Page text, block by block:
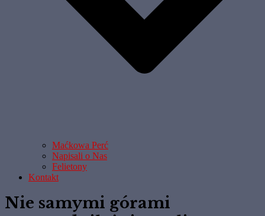
Maćkowa Perć
Napisali o Nas
Felietony
Kontakt
Nie samymi górami